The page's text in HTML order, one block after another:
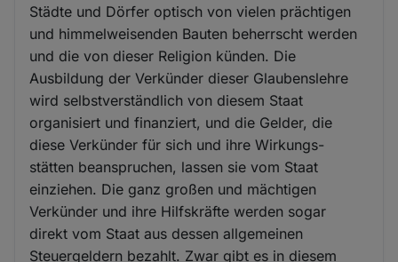
Städte und Dörfer optisch von vielen prächtigen
und himmelweisenden Bauten beherrscht werden
und die von dieser Religion künden. Die
Ausbildung der Verkünder dieser Glaubenslehre
wird selbstverständlich von diesem Staat
organisiert und finanziert, und die Gelder, die
diese Verkünder für sich und ihre Wirkungs-
stätten beanspruchen, lassen sie vom Staat
einziehen. Die ganz großen und mächtigen
Verkünder und ihre Hilfskräfte werden sogar
direkt vom Staat aus dessen allgemeinen
Steuergeldern bezahlt. Zwar gibt es in diesem